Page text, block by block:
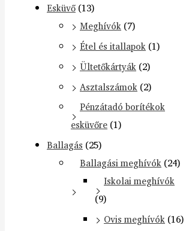
Esküvő (13)
Meghívók (7)
Étel és itallapok (1)
Ültetőkártyák (2)
Asztalszámok (2)
Pénzátadó borítékok
esküvőre (1)
Ballagás (25)
Ballagási meghívók (24)
Iskolai meghívók
(9)
Ovis meghívók (16)